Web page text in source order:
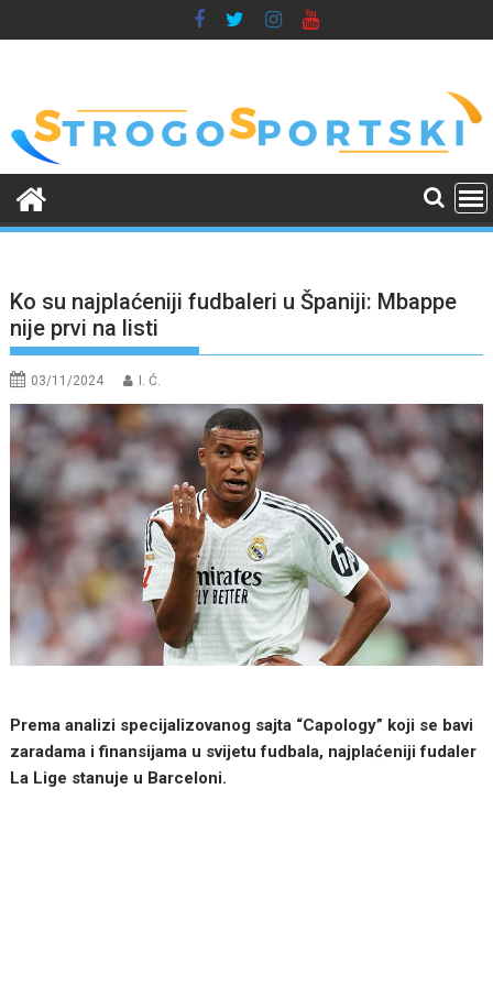
to
Ko su najplaćeniji fudbaleri u Španiji: Mbappe
nije prvi na listi
03/11/2024 I. Ć.
Prema analizi specijalizovanog sajta “Capology” koji se bavi
zaradama i finansijama u svijetu fudbala, najplaćeniji fudaler
La Lige stanuje u Barceloni.